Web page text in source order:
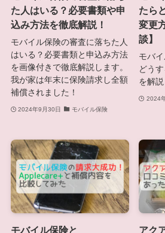
た人はいる？必要書類や申
込み方法を徹底解説！
モバイル保険の審査に落ちた人
はいる？必要書類と申込み方法
を画像付きで徹底解説します。
我が家は年末に保険請求し全額
補償されました！
2024年9月30日 モバイル保険
たら
変更
談】
モバ
どう
を解説
2024
モバイル保険と アク